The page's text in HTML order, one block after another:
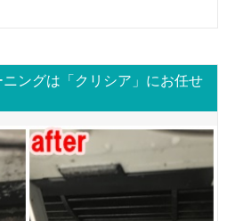
ングは「クリシア」にお任せ